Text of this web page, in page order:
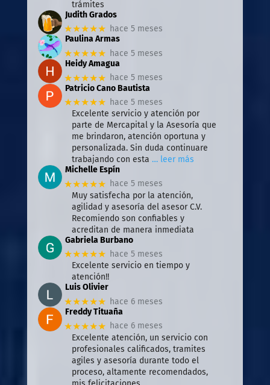
trámites
Judith Grados
★★★★★ hace 5 meses
Paulina Armas
★★★★★ hace 5 meses
Heidy Amagua
★★★★★ hace 5 meses
Patricio Cano Bautista
★★★★★ hace 5 meses
Excelente servicio y atención por
parte de Mercapital y la Asesoría que
me brindaron, atención oportuna y
personalizada. Sin duda continuare
trabajando con esta … leer más
Michelle Espín
★★★★★ hace 5 meses
Muy satisfecha por la atención,
agilidad y asesoría del asesor C.V.
Recomiendo son confiables y
acreditan de manera inmediata
Gabriela Burbano
★★★★★ hace 5 meses
Excelente servicio en tiempo y
atención!!
Luis Olivier
★★★★★ hace 6 meses
Freddy Tituaña
★★★★★ hace 6 meses
Excelente atención, un servicio con
profesionales calificados, tramites
agiles y asesoría durante todo el
proceso, altamente recomendados,